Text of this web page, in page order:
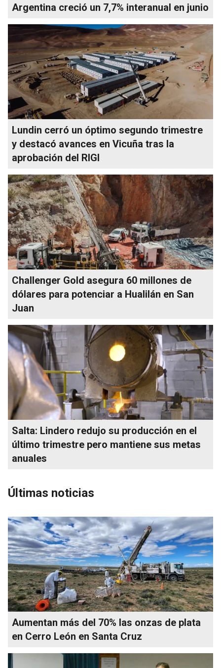
Argentina creció un 7,7% interanual en junio
Lundin cerró un óptimo segundo trimestre
y destacó avances en Vicuña tras la
aprobación del RIGI
Challenger Gold asegura 60 millones de
dólares para potenciar a Hualilán en San
Juan
Salta: Lindero redujo su producción en el
último trimestre pero mantiene sus metas
anuales
Últimas noticias
Aumentan más del 70% las onzas de plata
en Cerro León en Santa Cruz